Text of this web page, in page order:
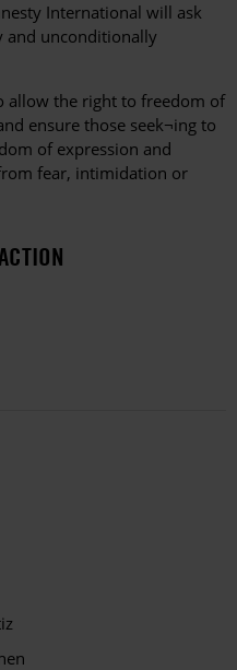
International will ask
and unconditionally
allow the right to freedom of
ensure those seek¬ing to
of expression and
fear, intimidation or